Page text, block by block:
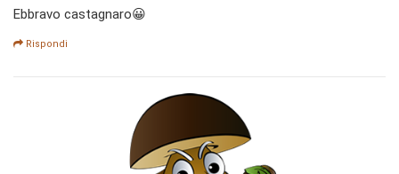
Ebbravo castagnaro😀
Rispondi